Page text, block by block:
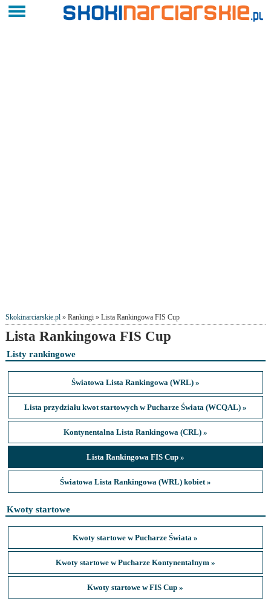
Skokinarciarskie.pl» Rankingi » Lista Rankingowa FIS Cup
Lista Rankingowa FIS Cup
Listy rankingowe
Światowa Lista Rankingowa (WRL) »
Lista przydziału kwot startowych w Pucharze Świata (WCQAL) »
Kontynentalna Lista Rankingowa (CRL) »
Lista Rankingowa FIS Cup »
Światowa Lista Rankingowa (WRL) kobiet »
Kwoty startowe
Kwoty startowe w Pucharze Świata »
Kwoty startowe w Pucharze Kontynentalnym »
Kwoty startowe w FIS Cup »